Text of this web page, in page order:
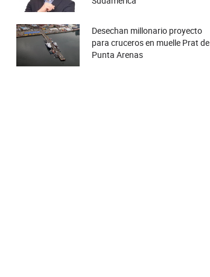
Desechan millonario proyecto
para cruceros en muelle Prat de
Punta Arenas